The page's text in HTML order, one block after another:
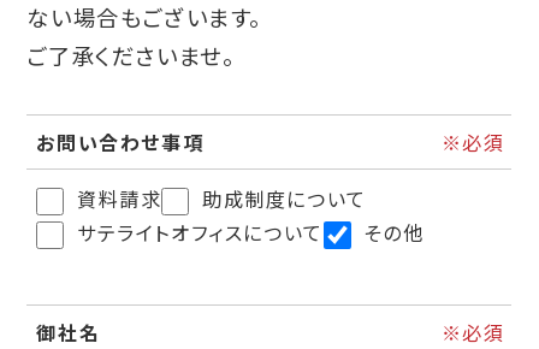
ない場合もございます。
ご了承くださいませ。
お問い合わせ事項
資料請求
助成制度について
サテライトオフィスについて
その他
御社名